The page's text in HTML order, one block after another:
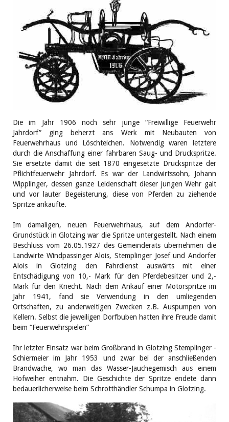
Die im Jahr 1906 noch sehr junge “Freiwillige Feuerwehr
Jahrdorf” ging beherzt ans Werk mit Neubauten von
Feuerwehrhaus und Löschteichen. Notwendig waren letztere
durch die Anschaffung einer fahrbaren Saug- und Druckspritze.
Sie ersetzte damit die seit 1870 eingesetzte Druckspritze der
Pflichtfeuerwehr Jahrdorf. Es war der Landwirtssohn, Johann
Wipplinger, dessen ganze Leidenschaft dieser jungen Wehr galt
und vor lauter Begeisterung, diese von Pferden zu ziehende
Spritze ankaufte.
Im damaligen, neuen Feuerwehrhaus, auf dem Andorfer-
Grundstück in Glotzing war die Spritze untergestellt. Nach einem
Beschluss vom 26.05.1927 des Gemeinderats übernehmen die
Landwirte Windpassinger Alois, Stemplinger Josef und Andorfer
Alois in Glotzing den Fahrdienst auswärts mit einer
Entschädigung von 10,- Mark für den Pferdebesitzer und 2,-
Mark für den Knecht. Nach dem Ankauf einer Motorspritze im
Jahr 1941, fand sie Verwendung in den umliegenden
Ortschaften, zu anderweitigen Zwecken z.B. Auspumpen von
Kellern. Selbst die jeweiligen Dorfbuben hatten ihre Freude damit
beim “Feuerwehrspielen”
Ihr letzter Einsatz war beim Großbrand in Glotzing Stemplinger -
Schiermeier im Jahr 1953 und zwar bei der anschließenden
Brandwache, wo man das Wasser-Jauchegemisch aus einem
Hofweiher entnahm. Die Geschichte der Spritze endete dann
bedauerlicherweise beim Schrotthändler Schumpa in Glotzing.